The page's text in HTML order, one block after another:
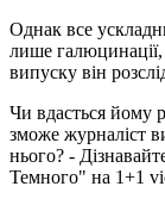
Однак все
лише
випуску він
Чи вдасться йому
зможе журналіст
нього? -
Темного" на 1+1